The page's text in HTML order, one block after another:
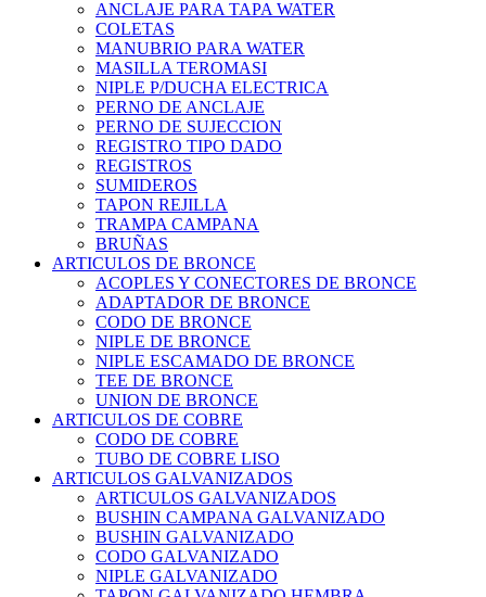
ANCLAJE PARA TAPA WATER
COLETAS
MANUBRIO PARA WATER
MASILLA TEROMASI
NIPLE P/DUCHA ELECTRICA
PERNO DE ANCLAJE
PERNO DE SUJECCION
REGISTRO TIPO DADO
REGISTROS
SUMIDEROS
TAPON REJILLA
TRAMPA CAMPANA
BRUÑAS
ARTICULOS DE BRONCE
ACOPLES Y CONECTORES DE BRONCE
ADAPTADOR DE BRONCE
CODO DE BRONCE
NIPLE DE BRONCE
NIPLE ESCAMADO DE BRONCE
TEE DE BRONCE
UNION DE BRONCE
ARTICULOS DE COBRE
CODO DE COBRE
TUBO DE COBRE LISO
ARTICULOS GALVANIZADOS
ARTICULOS GALVANIZADOS
BUSHIN CAMPANA GALVANIZADO
BUSHIN GALVANIZADO
CODO GALVANIZADO
NIPLE GALVANIZADO